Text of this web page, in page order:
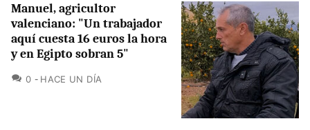
Manuel, agricultor
valenciano: "Un trabajador
aquí cuesta 16 euros la hora
y en Egipto sobran 5"
0 COMENTARIOS
HACE UN DÍA